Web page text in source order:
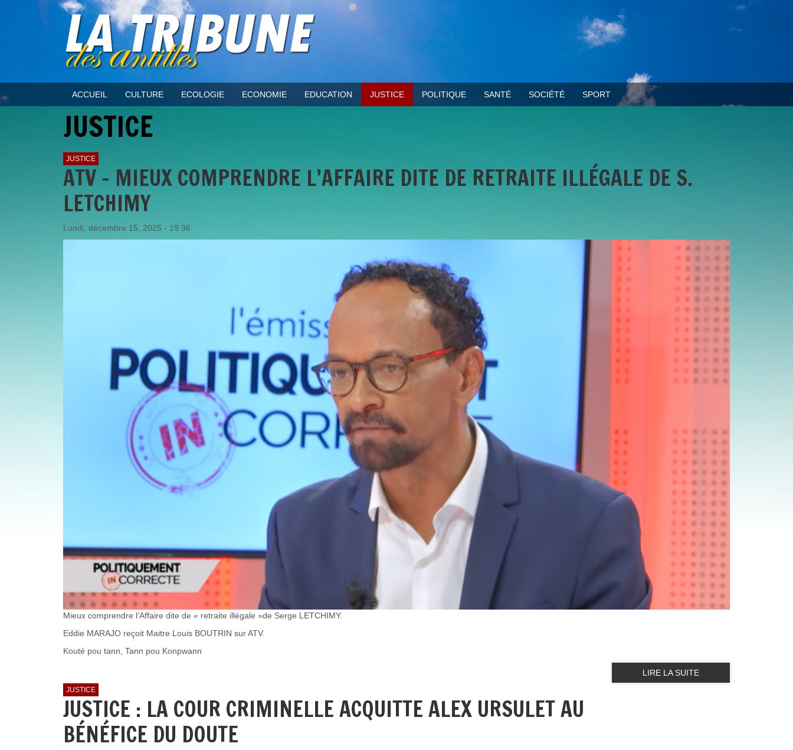
ACCUEIL CULTURE ECOLOGIE ECONOMIE EDUCATION JUSTICE POLITIQUE SANTÉ SOCIÉTÉ SPORT
JUSTICE
JUSTICE
ATV - MIEUX COMPRENDRE L’AFFAIRE DITE DE RETRAITE ILLÉGALE DE S.
LETCHIMY
Lundi, décembre 15, 2025 - 19:36
Mieux comprendre l’Affaire dite de « retraite illégale »de Serge LETCHIMY.
Eddie MARAJO reçoit Maitre Louis BOUTRIN sur ATV.
Kouté pou tann, Tann pou Konpwann
LIRE LA SUITE
JUSTICE
JUSTICE : LA COUR CRIMINELLE ACQUITTE ALEX URSULET AU
BÉNÉFICE DU DOUTE